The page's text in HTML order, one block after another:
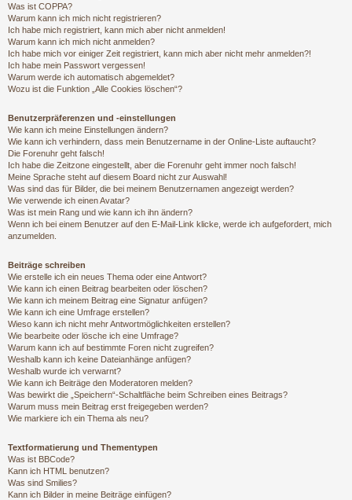
Was ist COPPA?
Warum kann ich mich nicht registrieren?
Ich habe mich registriert, kann mich aber nicht anmelden!
Warum kann ich mich nicht anmelden?
Ich habe mich vor einiger Zeit registriert, kann mich aber nicht mehr anmelden?!
Ich habe mein Passwort vergessen!
Warum werde ich automatisch abgemeldet?
Wozu ist die Funktion „Alle Cookies löschen“?
Benutzerpräferenzen und -einstellungen
Wie kann ich meine Einstellungen ändern?
Wie kann ich verhindern, dass mein Benutzername in der Online-Liste auftaucht?
Die Forenuhr geht falsch!
Ich habe die Zeitzone eingestellt, aber die Forenuhr geht immer noch falsch!
Meine Sprache steht auf diesem Board nicht zur Auswahl!
Was sind das für Bilder, die bei meinem Benutzernamen angezeigt werden?
Wie verwende ich einen Avatar?
Was ist mein Rang und wie kann ich ihn ändern?
Wenn ich bei einem Benutzer auf den E-Mail-Link klicke, werde ich aufgefordert, mich
anzumelden.
Beiträge schreiben
Wie erstelle ich ein neues Thema oder eine Antwort?
Wie kann ich einen Beitrag bearbeiten oder löschen?
Wie kann ich meinem Beitrag eine Signatur anfügen?
Wie kann ich eine Umfrage erstellen?
Wieso kann ich nicht mehr Antwortmöglichkeiten erstellen?
Wie bearbeite oder lösche ich eine Umfrage?
Warum kann ich auf bestimmte Foren nicht zugreifen?
Weshalb kann ich keine Dateianhänge anfügen?
Weshalb wurde ich verwarnt?
Wie kann ich Beiträge den Moderatoren melden?
Was bewirkt die „Speichern“-Schaltfläche beim Schreiben eines Beitrags?
Warum muss mein Beitrag erst freigegeben werden?
Wie markiere ich ein Thema als neu?
Textformatierung und Thementypen
Was ist BBCode?
Kann ich HTML benutzen?
Was sind Smilies?
Kann ich Bilder in meine Beiträge einfügen?